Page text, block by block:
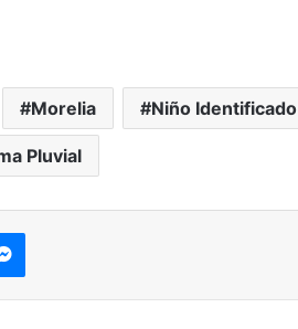
Morelia Niño Identificado
Pluvial
Messenger